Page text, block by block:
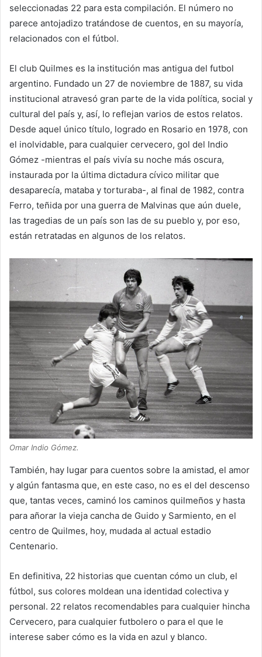
seleccionadas 22 para esta compilación. El número no
parece antojadizo tratándose de cuentos, en su mayoría,
relacionados con el fútbol.
El club Quilmes es la institución mas antigua del futbol
argentino. Fundado un 27 de noviembre de 1887, su vida
institucional atravesó gran parte de la vida política, social y
cultural del país y, así, lo reflejan varios de estos relatos.
Desde aquel único título, logrado en Rosario en 1978, con
el inolvidable, para cualquier cervecero, gol del Indio
Gómez -mientras el país vivía su noche más oscura,
instaurada por la última dictadura cívico militar que
desaparecía, mataba y torturaba-, al final de 1982, contra
Ferro, teñida por una guerra de Malvinas que aún duele,
las tragedias de un país son las de su pueblo y, por eso,
están retratadas en algunos de los relatos.
Omar Indio Gómez.
También, hay lugar para cuentos sobre la amistad, el amor
y algún fantasma que, en este caso, no es el del descenso
que, tantas veces, caminó los caminos quilmeños y hasta
para añorar la vieja cancha de Guido y Sarmiento, en el
centro de Quilmes, hoy, mudada al actual estadio
Centenario.
En definitiva, 22 historias que cuentan cómo un club, el
fútbol, sus colores moldean una identidad colectiva y
personal. 22 relatos recomendables para cualquier hincha
Cervecero, para cualquier futbolero o para el que le
interese saber cómo es la vida en azul y blanco.